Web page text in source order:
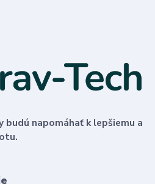
budú napomáhať k lepšiemu a